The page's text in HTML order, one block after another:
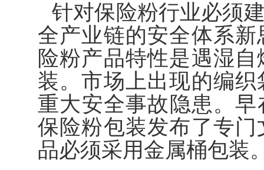
针对保险粉行业必须
全产业链的安全体系
险粉产品特性是遇湿
装。市场上出现的编
重大安全事故隐患。
保险粉包装发布了专
品必须采用金属桶包装